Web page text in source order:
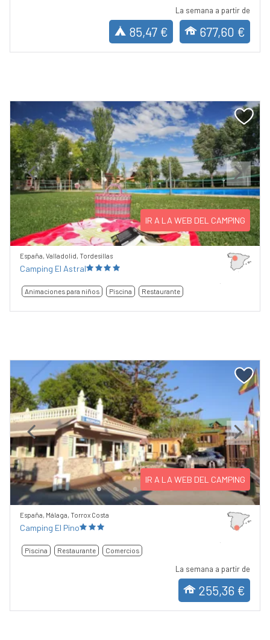
La semana a partir de
85,47 € 677,60 €
Previous Next
IR A LA WEB DEL CAMPING
España, Valladolid, Tordesillas
Camping El Astral
Animaciones para niños Piscina Restaurante
Previous Next
IR A LA WEB DEL CAMPING
España, Málaga, Torrox Costa
Camping El Pino
Piscina Restaurante Comercios
La semana a partir de
255,36 €